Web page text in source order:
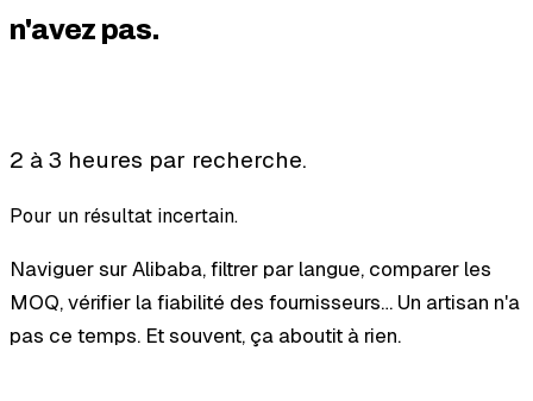
n'avez pas.
2 à 3 heures par recherche.
Pour un résultat incertain.
Naviguer sur Alibaba, filtrer par langue, comparer les
MOQ, vérifier la fiabilité des fournisseurs… Un artisan n'a
pas ce temps. Et souvent, ça aboutit à rien.